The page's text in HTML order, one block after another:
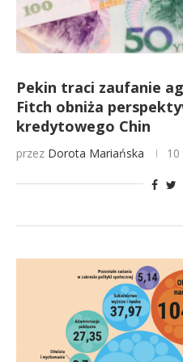
Pekin traci zaufanie
Fitch obniża
kredytowego Chin
przez Dorota Mariańska